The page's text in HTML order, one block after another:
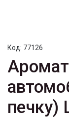
Код: 77126
печку)